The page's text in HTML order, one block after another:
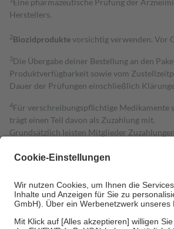
Eine pharmazeutische Prüfung der
Herstellers.
2Biozidproduktevorsichtig verwenden. Vor
3Die Übergabe deiner Bestellung an den
Produktverfügbarkeit sowie vom
Dauer der Prüfungen einschließlich
4Für verschreibungspflichtige Medikamente
trägt einen Teil davon als Zuzahlung mit.
Grundsätzlich leisten Mitglieder
Diese Regeln gelten grundsätzlich auch für
Um das Engagement der Versicherten für
• Kindern und Jugendlichen bis zum
• Untersuchungen zur Vorsorge und
• empfohlenen Schutzimpfungen